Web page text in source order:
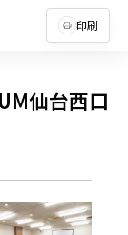
印刷
仙台西口